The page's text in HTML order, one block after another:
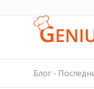
Блог -